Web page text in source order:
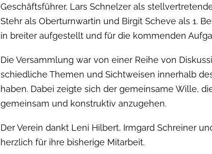
Geschäfts­führer, Lars Schnelz­er als
Stehr als Ober­turn­wartin und Bir­git Scheve als 1.
in bre­it­er aufgestellt und für die kom­menden
Die Ver­samm­lung war von ein­er Rei­he von
schiedliche The­men und Sichtweisen inner­halb
haben. Dabei zeigte sich der gemein­same Wille,
gemein­sam und kon­struk­tiv anzugehen.
Der Vere­in dankt Leni Hilbert, Irm­gard Schrein­er
her­zlich für ihre bish­erige Mitarbeit.